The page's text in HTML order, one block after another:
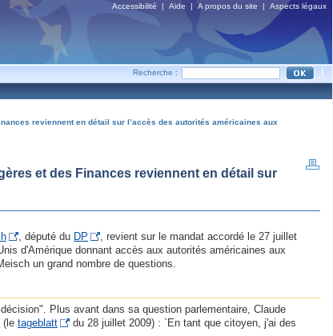
Accessibilité | Aide | A propos du site | Aspects légaux
Recherche :
reviennent en détail sur l’accès des autorités américaines aux
et des Finances reviennent en détail sur
, député du DP
, revient sur le mandat accordé le 27 juillet
d'Amérique donnant accès aux autorités américaines aux
un grand nombre de questions.
Plus avant dans sa question parlementaire, Claude
(le tageblatt
du 28 juillet 2009) : `En tant que citoyen, j'ai des